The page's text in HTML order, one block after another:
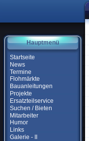
Hauptmenü
Startseite
News
Termine
Flohmärkte
Bauanleitungen
Projekte
Ersatzteilservice
Suchen / Bieten
Mitarbeiter
Humor
Links
Galerie - II